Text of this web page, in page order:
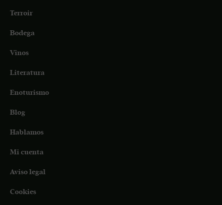
Terroir
Bodega
Vinos
Literatura
Enoturismo
Blog
Hablamos
Mi cuenta
Aviso legal
Cookies